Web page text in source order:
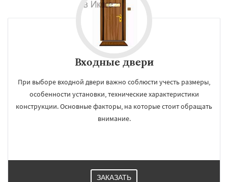
Входные двери
При выборе входной двери важно соблюсти учесть размеры,
особенности установки, технические характеристики
конструкции. Основные факторы, на которые стоит обращать
внимание.
ЗАКАЗАТЬ